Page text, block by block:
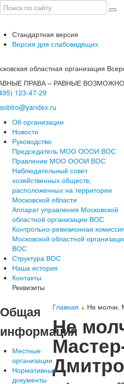
Стандартная версия
Версия для слабовидящих
областная организация
ПРАВА – РАВНЫЕ
123-47-29
Об организации
Новости
Руководство
Председатель МОО ОООИ ВОС
Правление МОО ОООИ ВОС
Наблюдательный совет
хозяйственных обществ,
расположенных на территории
Московской области
Аппарат управления Московской
областной организации ВОС
Контрольно-ревизионная
Московской областной
ВОС
Структура ВОС
Наша история
Контакты
Реквизиты
Главная
Не молчи.
Не
Общая
информация
Местные
организации
Нормативные
документы